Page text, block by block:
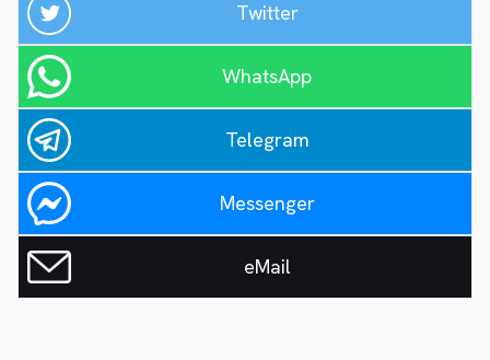
Twitter
WhatsApp
Telegram
Messenger
eMail